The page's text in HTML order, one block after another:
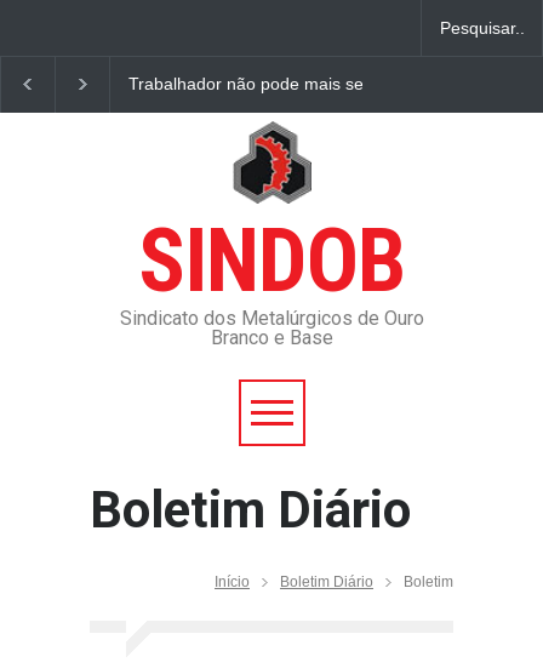
Trabalhador não pode mais se aposentar por tempo
SINDOB
Sindicato dos Metalúrgicos de Ouro
Branco e Base
Boletim Diário
Início Boletim Diário Boletim